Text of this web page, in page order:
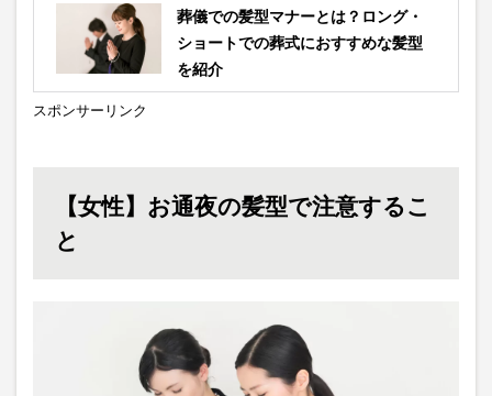
葬儀での髪型マナーとは？ロング・
ショートでの葬式におすすめな髪型
を紹介
スポンサーリンク
【女性】お通夜の髪型で注意するこ
と